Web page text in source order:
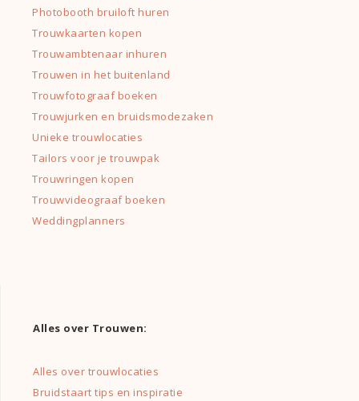
Photobooth bruiloft huren
Trouwkaarten kopen
Trouwambtenaar inhuren
Trouwen in het buitenland
Trouwfotograaf boeken
Trouwjurken en bruidsmodezaken
Unieke trouwlocaties
Tailors voor je trouwpak
Trouwringen kopen
Trouwvideograaf boeken
Weddingplanners
Alles over Trouwen:
Alles over trouwlocaties
Bruidstaart tips en inspiratie